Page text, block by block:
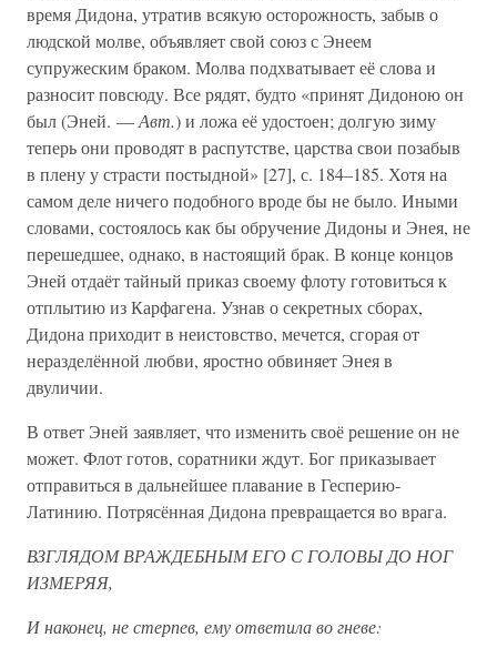
время Дидона, утратив всякую осторожность, забыв о
людской молве, объявляет свой союз с Энеем
супружеским браком. Молва подхватывает её слова и
разносит повсюду. Все рядят, будто «принят Дидоною он
был (Эней. —Авт.) и ложа её удостоен; долгую зиму
теперь они проводят в распутстве, царства свои позабыв
в плену у страсти постыдной» [27], с. 184–185. Хотя на
самом деле ничего подобного вроде бы не было. Иными
словами, состоялось как бы обручение Дидоны и Энея, не
перешедшее, однако, в настоящий брак. В конце концов
Эней отдаёт тайный приказ своему флоту готовиться к
отплытию из Карфагена. Узнав о секретных сборах,
Дидона приходит в неистовство, мечется, сгорая от
неразделённой любви, яростно обвиняет Энея в
двуличии.
В ответ Эней заявляет, что изменить своё решение он не
может. Флот готов, соратники ждут. Бог приказывает
отправиться в дальнейшее плавание в Гесперию-
Латинию. Потрясённая Дидона превращается во врага.
ВЗГЛЯДОМ ВРАЖДЕБНЫМ ЕГО С ГОЛОВЫ ДО НОГ
ИЗМЕРЯЯ,
И наконец, не стерпев, ему ответила во гневе: